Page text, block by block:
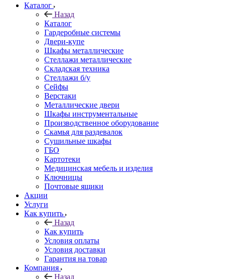
Каталог
Назад
Каталог
Гардеробные системы
Двери-купе
Шкафы металлические
Стеллажи металлические
Складская техника
Стеллажи б/у
Сейфы
Верстаки
Металлические двери
Шкафы инструментальные
Производственное оборудование
Скамья для раздевалок
Сушильные шкафы
ГБО
Картотеки
Медицинская мебель и изделия
Ключницы
Почтовые ящики
Акции
Услуги
Как купить
Назад
Как купить
Условия оплаты
Условия доставки
Гарантия на товар
Компания
Назад